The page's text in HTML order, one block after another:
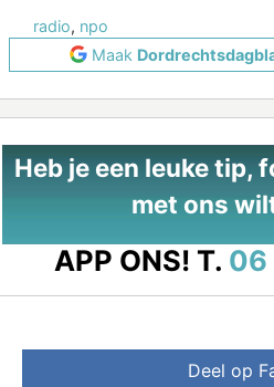
radio, npo
Maak
Heb je een leuke tip,
met ons
APP ONS! T. 06
Deel op